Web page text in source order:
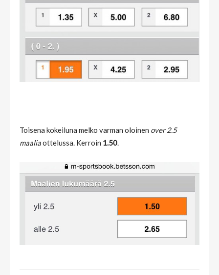
Toisena kokeiluna melko varman oloinen over 2.5
maaliaottelussa. Kerroin 1.50.